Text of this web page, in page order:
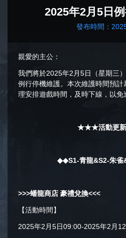
2025年2月5日
發布時間：
親愛的主公：
我們將於2025年2月5日（星期
例行停機維護。本次維護時間預
理安排遊戲時間，及時下線，以免
★★★活動更
◆◆S1-青龍&S2-朱雀
>>>蟠龍商店 豪禮兌換<<<
【活動時間】
2025年2月5日09:00-2025年2月